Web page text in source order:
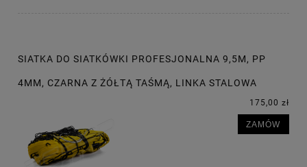
SIATKA DO SIATKÓWKI PROFESJONALNA 9,5M, PP
4MM, CZARNA Z ŻÓŁTĄ TAŚMĄ, LINKA STALOWA
175,00 zł
ZAMÓW